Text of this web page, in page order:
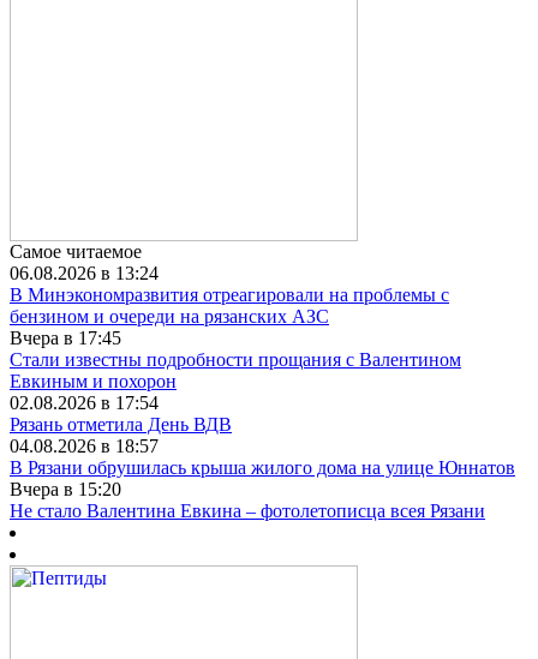
Самое читаемое
06.08.2026 в 13:24
В Минэкономразвития отреагировали на проблемы с
бензином и очереди на рязанских АЗС
Вчера в 17:45
Стали известны подробности прощания с Валентином
Евкиным и похорон
02.08.2026 в 17:54
Рязань отметила День ВДВ
04.08.2026 в 18:57
В Рязани обрушилась крыша жилого дома на улице Юннатов
Вчера в 15:20
Не стало Валентина Евкина – фотолетописца всея Рязани